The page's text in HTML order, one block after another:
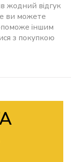
жодний відгук
ви можете
іншим
з покупкою